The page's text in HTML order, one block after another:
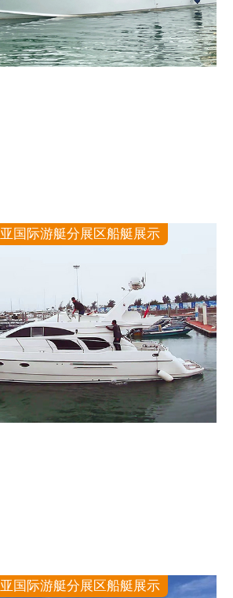
国际游艇分展区船艇展示
国际游艇分展区船艇展示